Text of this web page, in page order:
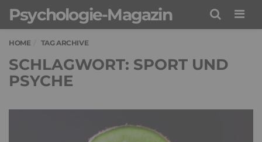
Psychologie-Magazin
HOME TAG ARCHIVE
SCHLAGWORT: SPORT UND
PSYCHE